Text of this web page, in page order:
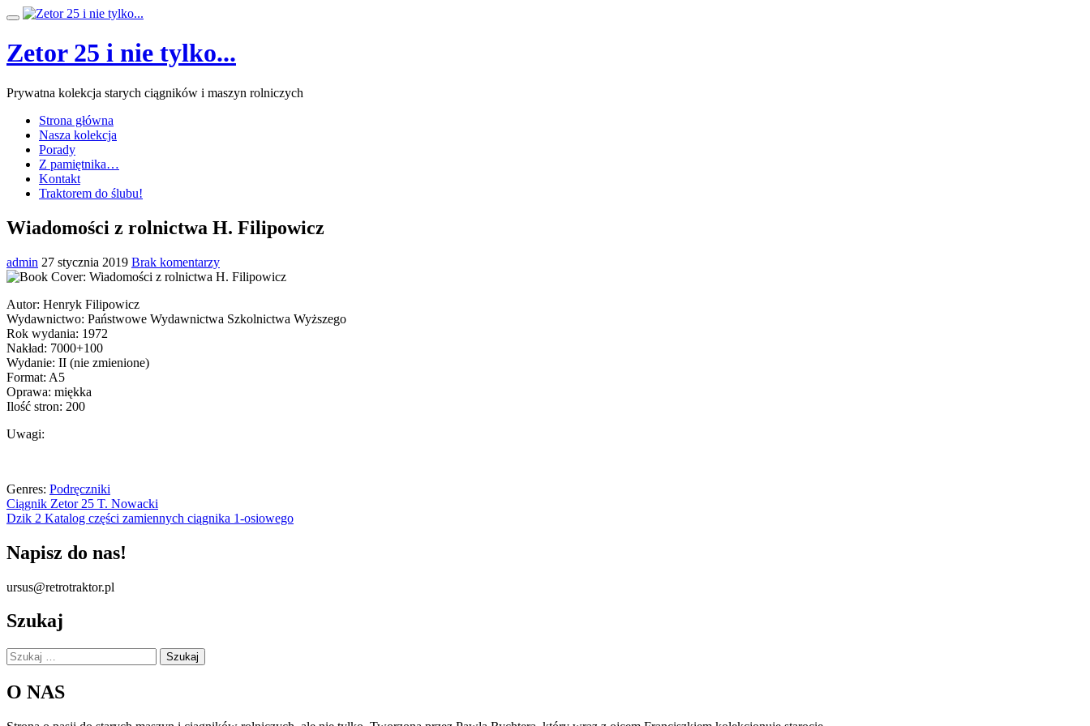
Przeskocz
treści
Przełącz
Zetor 25 i nie tylko...
Prywatna kolekcja starych ciągników i maszyn rolniczych
Strona główna
Nasza kolekcja
Porady
Z pamiętnika…
Kontakt
Traktorem do ślubu!
Wiadomości z rolnictwa H. Filipowicz
admin 27 stycznia 2019 Brak komentarzy
Autor: Henryk Filipowicz
Wydawnictwo: Państwowe Wydawnictwa Szkolnictwa Wyższego
Rok wydania: 1972
Nakład: 7000+100
Wydanie: II (nie zmienione)
Format: A5
Oprawa: miękka
Ilość stron: 200
Uwagi:
Genres: Podręczniki
Nawigacja
wpisu
Ciągnik Zetor 25 T. Nowacki
Dzik 2 Katalog części zamiennych ciągnika 1-osiowego
Napisz do nas!
ursus@retrotraktor.pl
Szukaj
Szukaj:
O NAS